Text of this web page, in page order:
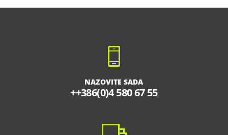
NAZOVITE SADA
++386(0)4 580 67 55